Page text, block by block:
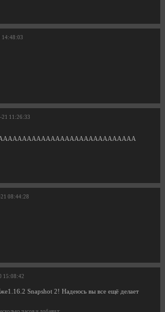
14:48:03
21 11:26:33
21 08:44:28
15:08:42
Snapshot 2! Надеюсь вы все ещё делает